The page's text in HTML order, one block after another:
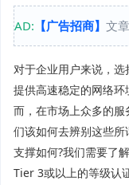
AD: 【广告招商】 文
对于企业用户来说，
提供高速稳定的网络
而，在市场上众多的
们该如何去辨别这些
支撑如何?我们需要了
Tier 3或以上的等级认